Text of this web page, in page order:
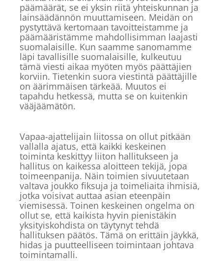
päämäärät, se ei yksin riitä yhteiskunnan ja
lainsäädännön muuttamiseen. Meidän on
pystyttävä kertomaan tavoitteistamme ja
päämääristämme mahdollisimman laajasti
suomalaisille. Kun saamme sanomamme
läpi tavallisille suomalaisille, kulkeutuu
tämä viesti aikaa myöten myös päättäjien
korviin. Tietenkin suora viestintä päättäjille
on äärimmäisen tärkeää. Muutos ei
tapahdu hetkessä, mutta se on kuitenkin
vääjäämätön.
Vapaa-ajattelijain liitossa on ollut pitkään
vallalla ajatus, että kaikki keskeinen
toiminta keskittyy liiton hallitukseen ja
hallitus on kaikessa aloitteen tekijä, jopa
toimeenpanija. Näin toimien sivuutetaan
valtava joukko fiksuja ja toimeliaita ihmisiä,
jotka voisivat auttaa asian eteenpäin
viemisessä. Toinen keskeinen ongelma on
ollut se, että kaikista hyvin pienistäkin
yksityiskohdista on täytynyt tehdä
hallituksen päätös. Tämä on erittäin jäykkä,
hidas ja puutteelliseen toimintaan johtava
toimintamalli.